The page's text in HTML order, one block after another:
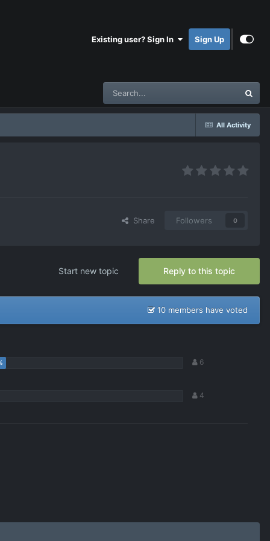
Existing user? Sign In Sign Up
All Activity
Share Followers 0
Reply to this topic
Start new topic
10 members have voted
6
4